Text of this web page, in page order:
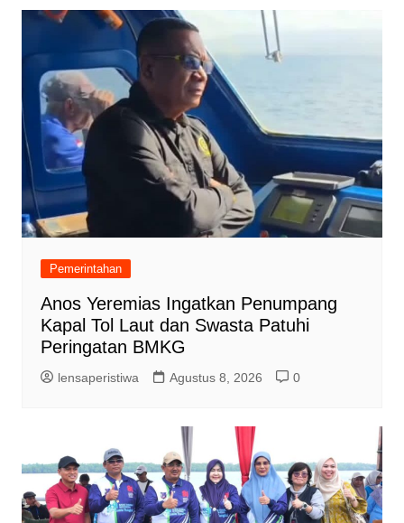
Pemerintahan
Anos Yeremias Ingatkan Penumpang
Kapal Tol Laut dan Swasta Patuhi
Peringatan BMKG
lensaperistiwa Agustus 8, 2026 0